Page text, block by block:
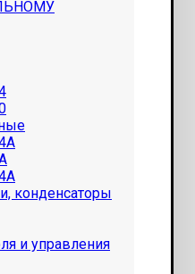
конденсаторы
и управления